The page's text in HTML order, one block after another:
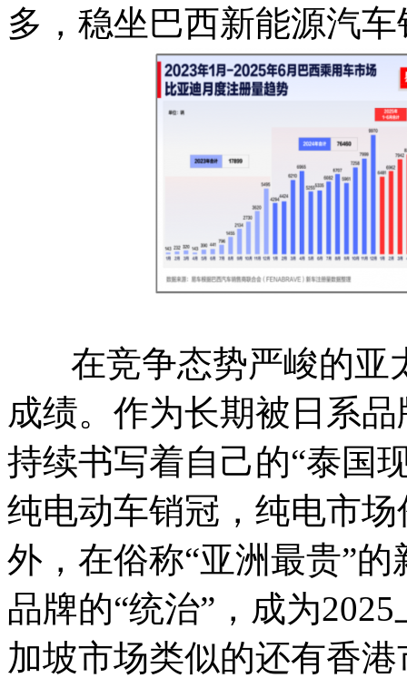
多，稳坐巴西新能源汽
在竞争态势严峻的亚
成绩。作为长期被日系
持续书写着自己的“泰国
纯电动车销冠，纯电市
外，在俗称“亚洲最贵”
品牌的“统治”，成为
加坡市场类似的还有香